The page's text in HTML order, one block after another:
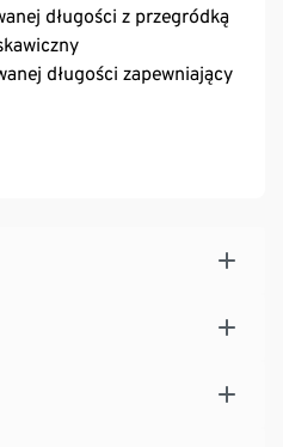
długości z przegródką
długości zapewniający
spodzie, do
maty itp.
o regulowanej